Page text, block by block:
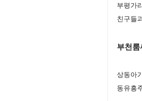
부평가
친구들
부천
상동아
동유흥